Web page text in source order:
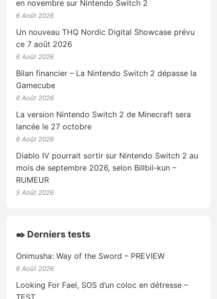
en novembre sur Nintendo Switch 2
6 Août 2026
Un nouveau THQ Nordic Digital Showcase prévu
ce 7 août 2026
6 Août 2026
Bilan financier – La Nintendo Switch 2 dépasse la
Gamecube
6 Août 2026
La version Nintendo Switch 2 de Minecraft sera
lancée le 27 octobre
6 Août 2026
Diablo IV pourrait sortir sur Nintendo Switch 2 au
mois de septembre 2026, selon Billbil-kun –
RUMEUR
5 Août 2026
✒️ Derniers tests
Onimusha: Way of the Sword – PREVIEW
6 Août 2026
Looking For Fael, SOS d’un coloc en détresse –